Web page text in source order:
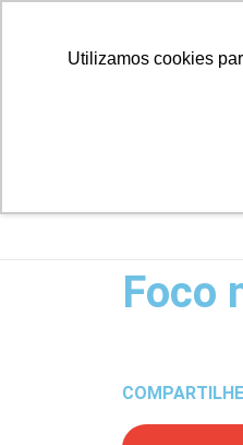
Utilizamos cookies
Foco
COMPARTILHE